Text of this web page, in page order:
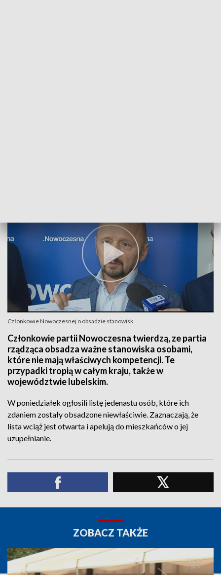
Członkowie Nowoczesnej o obsadzie stanowisk
Członkowie partii Nowoczesna twierdzą, ze partia
rządząca obsadza ważne stanowiska osobami,
które nie mają właściwych kompetencji. Te
przypadki tropią w całym kraju, także w
województwie lubelskim.
W poniedziałek ogłosili listę jedenastu osób, które ich
zdaniem zostały obsadzone niewłaściwie. Zaznaczają, że
lista wciąż jest otwarta i apelują do mieszkańców o jej
uzupełnianie.
ZOBACZ TAKŻE